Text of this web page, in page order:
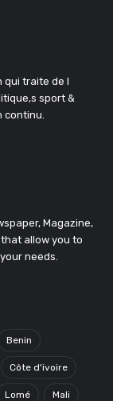
qui traite de l
sport &
Magazine,
allow you to
needs.
Benin
Côte d'ivoire
Lomé Mali